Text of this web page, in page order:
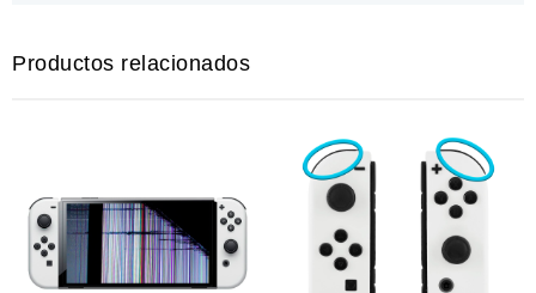
Productos relacionados